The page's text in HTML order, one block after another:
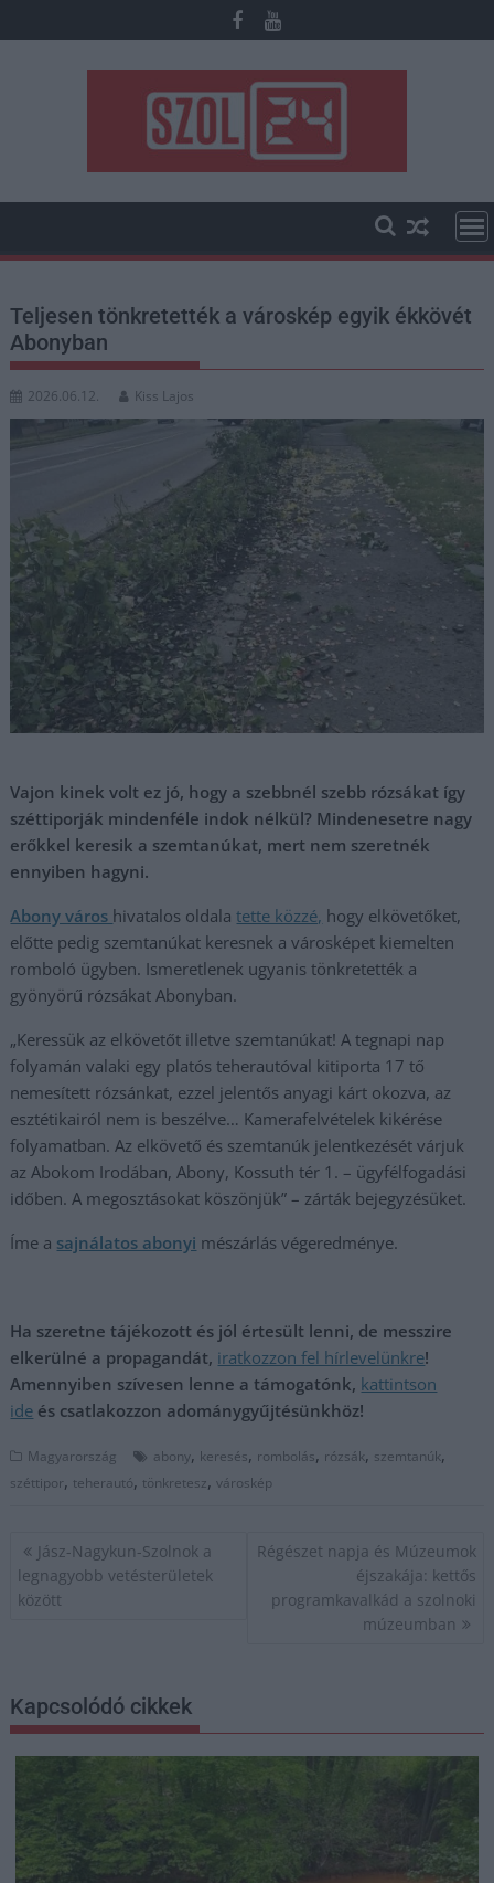
to
Teljesen tönkretették a városkép egyik ékkövét
Abonyban
2026.06.12. Kiss Lajos
Vajon kinek volt ez jó, hogy a szebbnél szebb rózsákat így
széttiporják mindenféle indok nélkül? Mindenesetre nagy
erőkkel keresik a szemtanúkat, mert nem szeretnék
ennyiben hagyni.
Abony város hivatalos oldalatette közzé, hogy elkövetőket,
előtte pedig szemtanúkat keresnek a városképet kiemelten
romboló ügyben. Ismeretlenek ugyanis tönkretették a
gyönyörű rózsákat Abonyban.
„Keressük az elkövetőt illetve szemtanúkat! A tegnapi nap
folyamán valaki egy platós teherautóval kitiporta 17 tő
nemesített rózsánkat, ezzel jelentős anyagi kárt okozva, az
esztétikairól nem is beszélve… Kamerafelvételek kikérése
folyamatban. Az elkövető és szemtanúk jelentkezését várjuk
az Abokom Irodában, Abony, Kossuth tér 1. – ügyfélfogadási
időben. A megosztásokat köszönjük” – zárták bejegyzésüket.
Íme a sajnálatos abonyi mészárlás végeredménye.
Ha szeretne tájékozott és jól értesült lenni, de messzire
elkerülné a propagandát, iratkozzon fel hírlevelünkre!
Amennyiben szívesen lenne a támogatónk, kattintson
ide és csatlakozzon adománygyűjtésünkhöz!
Magyarország abony, keresés, rombolás, rózsák, szemtanúk,
széttipor, teherautó, tönkretesz,városkép
Bejegyzés
navigáció
Jász-Nagykun-Szolnok a
legnagyobb vetésterületek
között
Régészet napja és Múzeumok
éjszakája: kettős
programkavalkád a szolnoki
múzeumban
Kapcsolódó cikkek